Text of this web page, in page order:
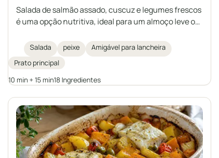
Salada de salmão assado, cuscuz e legumes frescos
é uma opção nutritiva, ideal para um almoço leve ou
suculento com uma marinada aromática, legumes e
um molho de limão com azeite cria um prato cheio
de sabor e valor nutricional.
Salada peixe
Amigável para lancheira
Prato principal
10 min + 15 min18 Ingredientes